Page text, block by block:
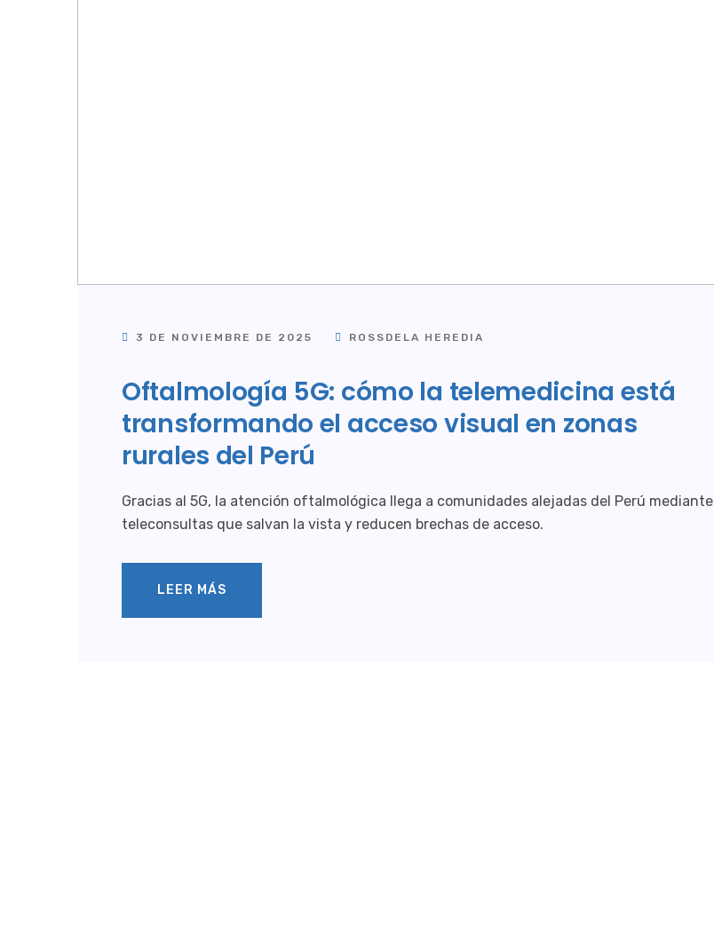
3 DE NOVIEMBRE DE 2025 ROSSDELA HEREDIA
Oftalmología 5G: cómo la telemedicina está
transformando el acceso visual en zonas
rurales del Perú
Gracias al 5G, la atención oftalmológica llega a comunidades alejadas del Perú mediante
teleconsultas que salvan la vista y reducen brechas de acceso.
LEER MÁS